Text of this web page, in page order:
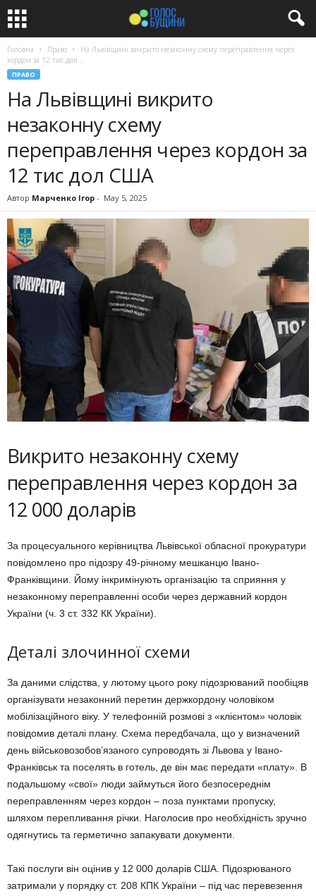
Головна Право
На Львівщині викрито незаконну схему переправлення через
кордон за 12 тис дол...
ПРАВО
На Львівщині викрито
незаконну схему
переправлення через кордон за
12 тис дол США
Автор Марченко Ігор - May 5, 2025
Викрито незаконну схему
переправлення через кордон за
12 000 доларів
За процесуального керівництва Львівської обласної прокуратури
повідомлено про підозру 49-річному мешканцю Івано-
Франківщини. Йому інкримінують організацію та сприяння у
незаконному переправленні особи через державний кордон
України (ч. 3 ст. 332 КК України).
Деталі злочинної схеми
За даними слідства, у лютому цього року підозрюваний пообіцяв
організувати незаконний перетин держкордону чоловіком
мобілізаційного віку. У телефонній розмові з «клієнтом» чоловік
повідомив деталі плану. Схема передбачала, що у визначений
день військовозобов’язаного супроводять зі Львова у Івано-
Франківськ та поселять в готель, де він має передати «плату». В
подальшому «свої» люди займуться його безпосереднім
переправленням через кордон – поза пунктами пропуску,
шляхом перепливання річки. Наголосив про необхідність зручно
одягнутись та герметично запакувати документи.
Такі послуги він оцінив у 12 000 доларів США. Підозрюваного
затримали у порядку ст. 208 КПК України – під час перевезення